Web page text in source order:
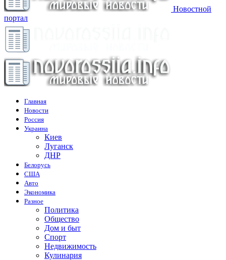
Новостной
портал
Главная
Новости
Россия
Украина
Киев
Луганск
ДНР
Белорусь
США
Авто
Экономика
Разное
Политика
Общество
Дом и быт
Спорт
Недвижимость
Кулинария